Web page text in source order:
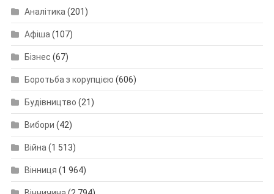
Аналітика (201)
Афіша (107)
Бізнес (67)
Боротьба з корупцією (606)
Будівництво (21)
Вибори (42)
Війна (1 513)
Вінниця (1 964)